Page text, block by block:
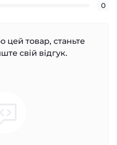
0
цей товар, станьте
свій відгук.